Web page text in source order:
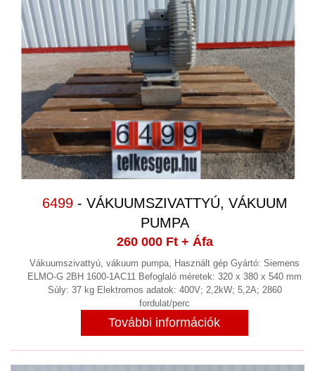
6499- VÁKUUMSZIVATTYÚ, VÁKUUM
PUMPA
260 000 Ft+ Áfa
Vákuumszivattyú, vákuum pumpa, Használt gép Gyártó: Siemens
ELMO-G 2BH 1600-1AC11 Befoglaló méretek: 320 x 380 x 540 mm
Súly: 37 kg Elektromos adatok: 400V; 2,2kW; 5,2A; 2860
fordulat/perc
További információk